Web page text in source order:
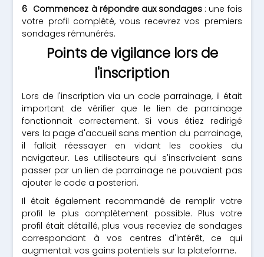
Commencez à répondre aux sondages : une fois
votre profil complété, vous recevrez vos premiers
sondages rémunérés.
Points de vigilance lors de
l'inscription
Lors de l'inscription via un code parrainage, il était
important de vérifier que le lien de parrainage
fonctionnait correctement. Si vous étiez redirigé
vers la page d'accueil sans mention du parrainage,
il fallait réessayer en vidant les cookies du
navigateur. Les utilisateurs qui s'inscrivaient sans
passer par un lien de parrainage ne pouvaient pas
ajouter le code a posteriori.
Il était également recommandé de remplir votre
profil le plus complètement possible. Plus votre
profil était détaillé, plus vous receviez de sondages
correspondant à vos centres d'intérêt, ce qui
augmentait vos gains potentiels sur la plateforme.